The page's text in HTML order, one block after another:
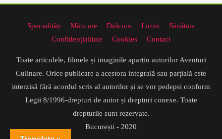
Specialități Mâncare Dulciuri Licori
Sănătate
Confidențialitate
Cookies Contact
Toate articolele, filmele și imaginile aparțin autorilor Aventuri
Culinare. Orice publicare a acestora integrală sau parțială este
interzisă fără acordul scris al autorilor și se vor pedepsi conform
Legii 8/1996-drepturi de autor și drepturi conexe. Toate
drepturile sunt rezervate.
București - 2020